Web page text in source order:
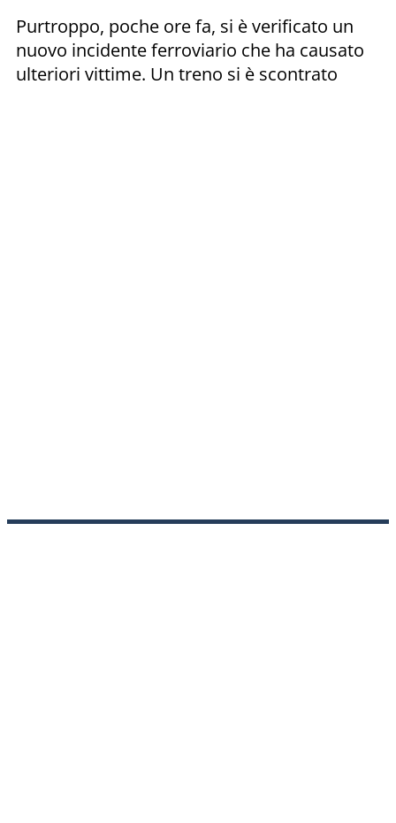
Purtroppo, poche ore fa, si è verificato un
nuovo incidente ferroviario che ha causato
ulteriori vittime. Un treno si è scontrato